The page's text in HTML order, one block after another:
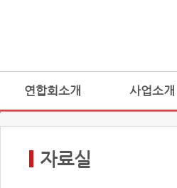
연합회소개 사업소개
자료실